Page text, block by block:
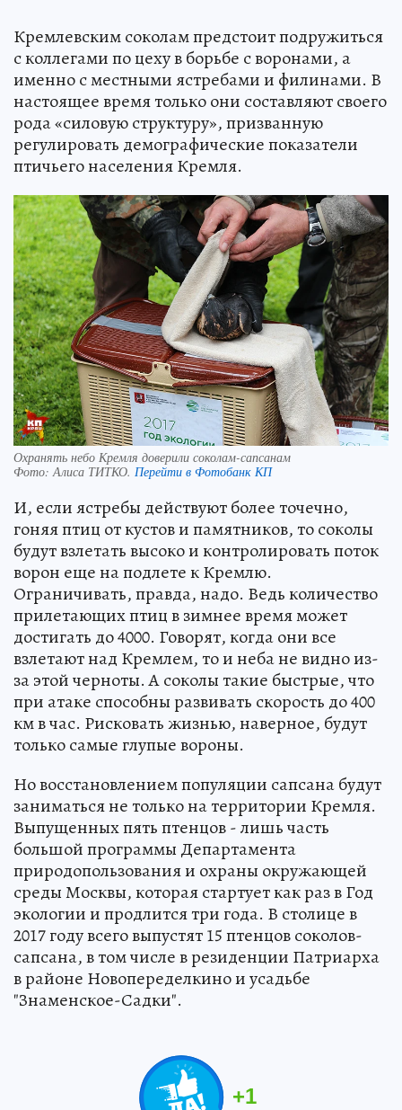
Кремлевским соколам предстоит подружиться
с коллегами по цеху в борьбе с воронами, а
именно с местными ястребами и филинами. В
настоящее время только они составляют своего
рода «силовую структуру», призванную
регулировать демографические показатели
птичьего населения Кремля.
Охранять небо Кремля доверили соколам-сапсанам
Фото:Алиса ТИТКО. Перейти в Фотобанк КП
И, если ястребы действуют более точечно,
гоняя птиц от кустов и памятников, то соколы
будут взлетать высоко и контролировать поток
ворон еще на подлете к Кремлю.
Ограничивать, правда, надо. Ведь количество
прилетающих птиц в зимнее время может
достигать до 4000. Говорят, когда они все
взлетают над Кремлем, то и неба не видно из-
за этой черноты. А соколы такие быстрые, что
при атаке способны развивать скорость до 400
км в час. Рисковать жизнью, наверное, будут
только самые глупые вороны.
Но восстановлением популяции сапсана будут
заниматься не только на территории Кремля.
Выпущенных пять птенцов - лишь часть
большой программы Департамента
природопользования и охраны окружающей
среды Москвы, которая стартует как раз в Год
экологии и продлится три года. В столице в
2017 году всего выпустят 15 птенцов соколов-
сапсана, в том числе в резиденции Патриарха
в районе Новопеределкино и усадьбе
"Знаменское-Садки".
+1